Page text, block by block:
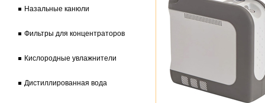
Назальные канюли
Фильтры для концентраторов
Кислородные увлажнители
Дистиллированная вода